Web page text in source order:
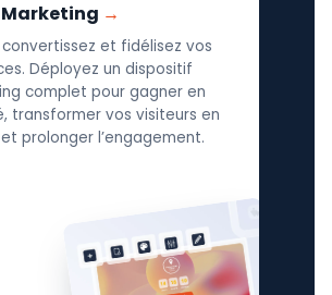
Marketing
et fidélisez vos
Déployez un dispositif
complet pour gagner en
transformer vos visiteurs en
prolonger l’engagement.